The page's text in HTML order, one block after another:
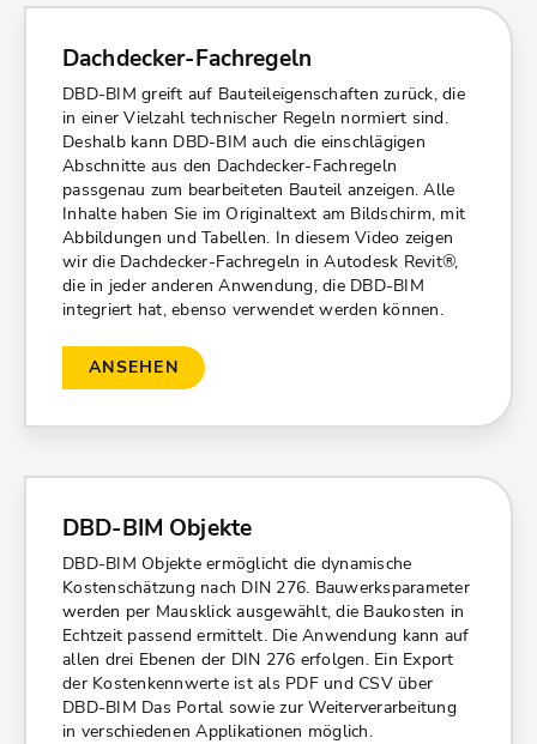
Dachdecker-Fachregeln
DBD-BIM greift auf Bauteileigenschaften zurück, die
in einer Vielzahl technischer Regeln normiert sind.
Deshalb kann DBD-BIM auch die einschlägigen
Abschnitte aus den Dachdecker-Fachregeln
passgenau zum bearbeiteten Bauteil anzeigen. Alle
Inhalte haben Sie im Originaltext am Bildschirm, mit
Abbildungen und Tabellen. In diesem Video zeigen
wir die Dachdecker-Fachregeln in Autodesk Revit®,
die in jeder anderen Anwendung, die DBD-BIM
integriert hat, ebenso verwendet werden können.
ANSEHEN
DBD-BIM Objekte
DBD-BIM Objekte ermöglicht die dynamische
Kostenschätzung nach DIN 276. Bauwerksparameter
werden per Mausklick ausgewählt, die Baukosten in
Echtzeit passend ermittelt. Die Anwendung kann auf
allen drei Ebenen der DIN 276 erfolgen. Ein Export
der Kostenkennwerte ist als PDF und CSV über
DBD-BIM Das Portal sowie zur Weiterverarbeitung
in verschiedenen Applikationen möglich.